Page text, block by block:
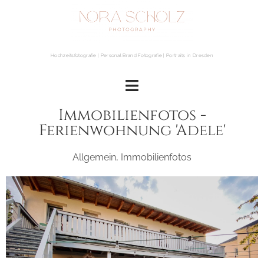
Hochzeitsfotografie | Personal Brand Fotografie | Portraits in Dresden
Immobilienfotos -
Ferienwohnung 'Adele'
Allgemein, Immobilienfotos